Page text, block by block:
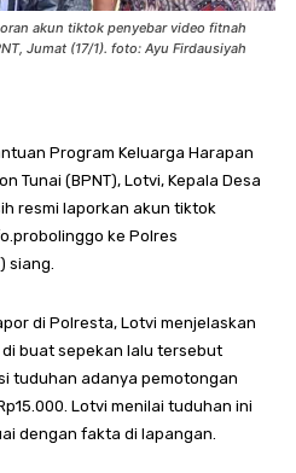
akun tiktok penyebar video fitnah
Jumat (17/1). foto: Ayu Firdausiyah
Program Keluarga Harapan
Tunai (BPNT), Lotvi, Kepala Desa
resmi laporkan akun tiktok
ke Polres
siang.
di Polresta, Lotvi menjelaskan
di buat sepekan lalu tersebut
tuduhan adanya pemotongan
Lotvi menilai tuduhan ini
dengan fakta di lapangan.